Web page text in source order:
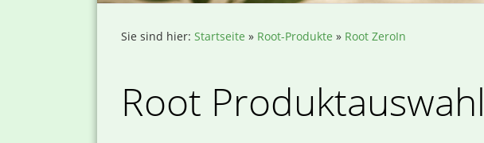
Sie sind hier: Startseite » Root-Produkte » Root ZeroIn
Root Produktauswahl